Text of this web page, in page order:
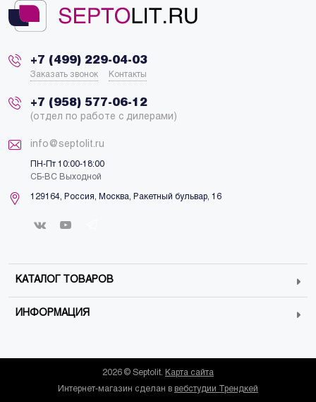
+7 (499) 229-04-03
Заказать звонок Контакты
+7 (958) 577-06-12
(отдел по работе с дилерами)
info@septolit.ru
ПН-Пт 10:00-18:00
СБ-ВС Выходной
129164, Россия, Москва, Ракетный бульвар, 16
КАТАЛОГ ТОВАРОВ
ИНФОРМАЦИЯ
2026 © Septolit. Карта сайта
Интернет-магазин сделан в вебстудии Трендкей